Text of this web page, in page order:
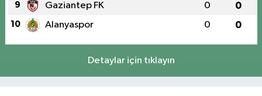
9 Gaziantep FK 0 0
10 Alanyaspor 0 0
Detaylar için tıklayın